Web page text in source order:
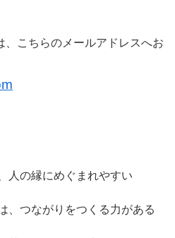
、こちらのメールアドレスへお
人の縁にめぐまれやすい
、つながりをつくる力がある